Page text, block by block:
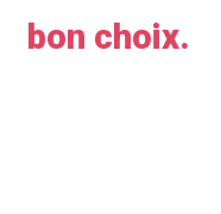
bon choix.